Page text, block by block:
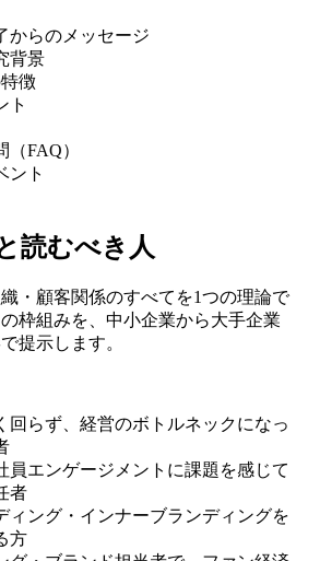
からのメッセージ
背景
徴
ト
（FAQ）
ント
読むべき人
・顧客関係のすべてを1つの理論で
枠組みを、中小企業から大手企業
提示します。
回らず、経営のボトルネックになっ
員エンゲージメントに課題を感じて
者
ィング・インナーブランディングを
方